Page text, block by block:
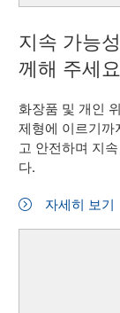
지속 가능
께해 주세
화장품 및 개인
제형에 이르기까
고 안전하며 지
다.
자세히 보기